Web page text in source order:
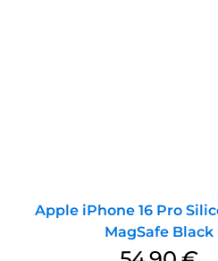
Apple iPhone 16 Pro
MagSafe Black